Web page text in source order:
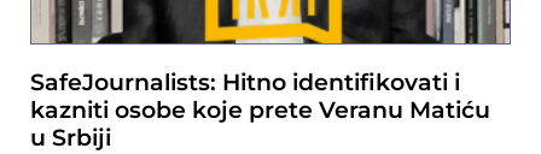
SafeJournalists: Hitno identifikovati i
kazniti osobe koje prete Veranu Matiću
u Srbiji